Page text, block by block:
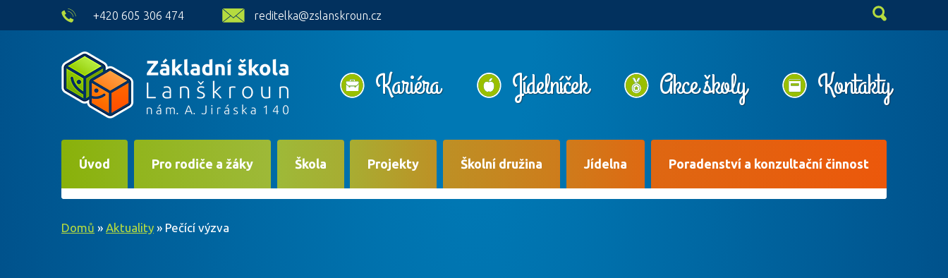
skip to main content
+420 605 306 474 reditelka@zslanskroun.cz
Kariéra Jídelníček Akce školy Kontakty
Úvod Pro rodiče a žáky Škola Projekty Školní družina Jídelna Poradenství a konzultační činnost
Domů » Aktuality » Pečící výzva